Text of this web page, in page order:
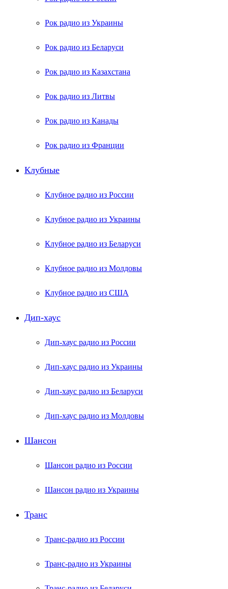
Рок радио из Украины
Рок радио из Беларуси
Рок радио из Казахстана
Рок радио из Литвы
Рок радио из Канады
Рок радио из Франции
Клубные
Клубное радио из России
Клубное радио из Украины
Клубное радио из Беларуси
Клубное радио из Молдовы
Клубное радио из США
Дип-хаус
Дип-хаус радио из России
Дип-хаус радио из Украины
Дип-хаус радио из Беларуси
Дип-хаус радио из Молдовы
Шансон
Шансон радио из России
Шансон радио из Украины
Транс
Транс-радио из России
Транс-радио из Украины